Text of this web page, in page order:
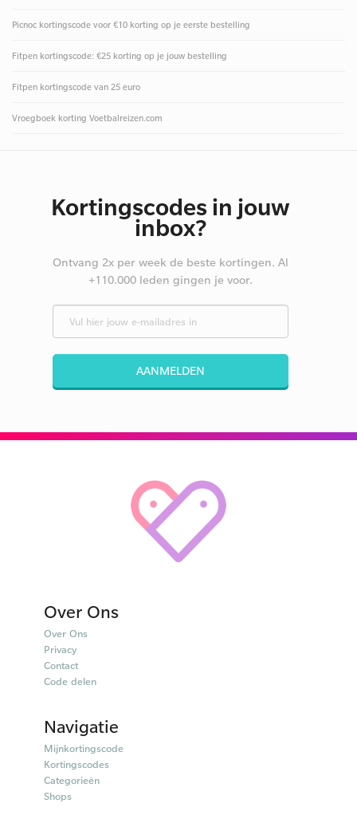
Picnoc kortingscode voor €10 korting op je eerste bestelling
Fitpen kortingscode: €25 korting op je jouw bestelling
Fitpen kortingscode van 25 euro
Vroegboek korting Voetbalreizen.com
Kortingscodes in jouw
inbox?
Ontvang 2x per week de beste kortingen. Al
+110.000 leden gingen je voor.
AANMELDEN
Over Ons
Over Ons
Privacy
Contact
Code delen
Navigatie
Mijnkortingscode
Kortingscodes
Categorieën
Shops